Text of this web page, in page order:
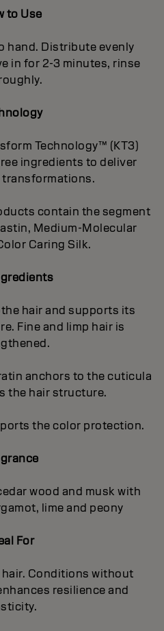
to Use
hand. Distribute evenly
in for 2-3 minutes, rinse
Technology™ (KT3)
ingredients to deliver
contain the segment
Medium-Molecular
Caring Silk.
hair and supports its
Fine and limp hair is
anchors to the cuticula
the hair structure.
the color protection.
wood and musk with
lime and peony
For
Conditions without
resilience and